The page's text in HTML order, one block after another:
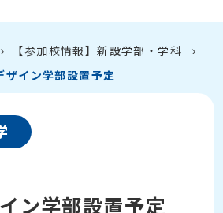
【参加校情報】新設学部・学科
イン学部設置予定
ン学部設置予定